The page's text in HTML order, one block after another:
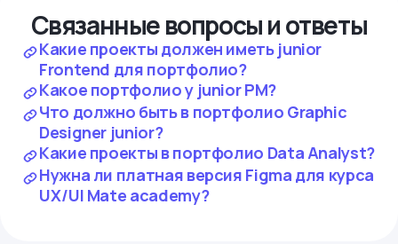
Связанные вопросы и ответы
Какие проекты должен иметь junior
Frontend для портфолио?
Какое портфолио у junior PM?
Что должно быть в портфолио Graphic
Designer junior?
Какие проекты в портфолио Data Analyst?
Нужна ли платная версия Figma для курса
UX/UI Mate academy?